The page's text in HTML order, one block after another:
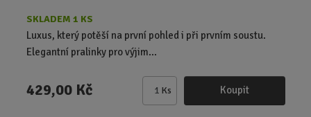
SKLADEM 1 KS
Luxus, který potěší na první pohled i při prvním soustu.
Elegantní pralinky pro výjim...
429,00 Kč
Z
Ks Koupit